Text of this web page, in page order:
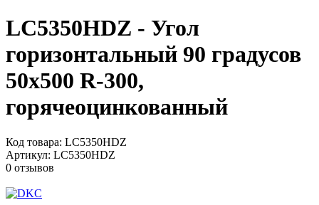
LC5350HDZ - Угол
горизонтальный 90 градусов
50х500 R-300,
горячеоцинкованный
Код товара: LC5350HDZ
Артикул: LC5350HDZ
0 отзывов